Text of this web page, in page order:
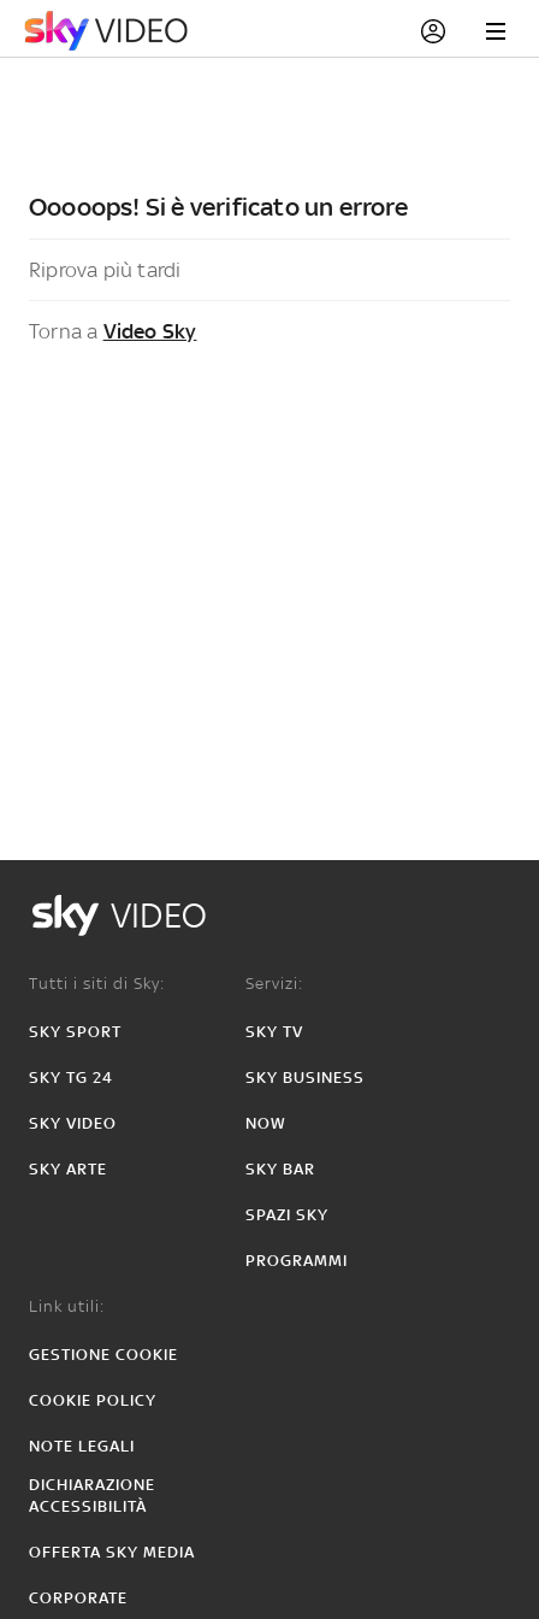
Ooooops! Si è verificato un errore
Riprova più tardi
Torna a Video Sky
VIDEO
Tutti i siti di Sky:
SKY SPORT
SKY TG 24
SKY VIDEO
SKY ARTE
Servizi:
SKY TV
SKY BUSINESS
NOW
SKY BAR
SPAZI SKY
PROGRAMMI
Link utili:
GESTIONE COOKIE
COOKIE POLICY
NOTE LEGALI
DICHIARAZIONE
ACCESSIBILITÀ
OFFERTA SKY MEDIA
CORPORATE